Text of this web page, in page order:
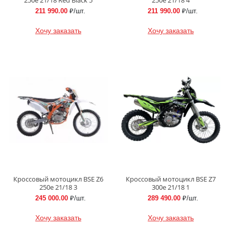
211 990.00 ₽/шт.
Хочу заказать
211 990.00 ₽/шт.
Хочу заказать
Кроссовый мотоцикл BSE Z6
250e 21/18 3
245 000.00 ₽/шт.
Хочу заказать
Кроссовый мотоцикл BSE Z7
300e 21/18 1
289 490.00 ₽/шт.
Хочу заказать